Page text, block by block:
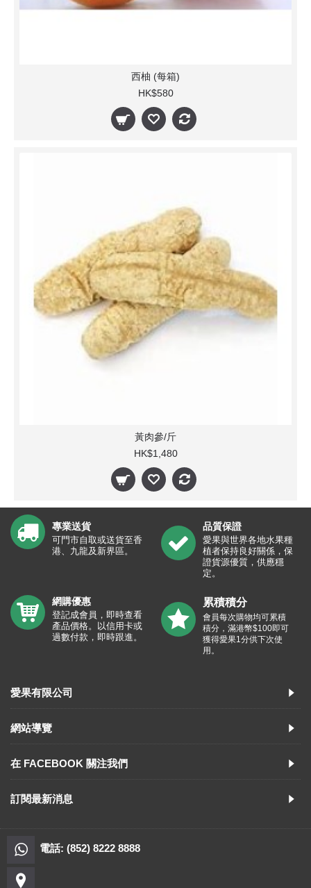
西柚 (每箱)
HK$580
黃肉參/斤
HK$1,480
專業送貨
可門市自取或送貨至香
港、九龍及新界區。
品質保證
愛果與世界各地水果種
植者保持良好關係，保
證貨源優質，供應穩
定。
網購優惠
登記成會員，即時查看
產品價格。以信用卡或
過數付款，即時跟進。
累積積分
會員每次購物均可累積
積分，滿港幣$100即可
獲得愛果1分供下次使
用。
愛果有限公司
網站導覽
在 FACEBOOK 關注我們
訂閱最新消息
電話: (852) 8222 8888